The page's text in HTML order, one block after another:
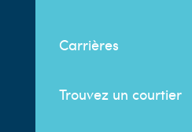
Carrières
Trouvez un courtier